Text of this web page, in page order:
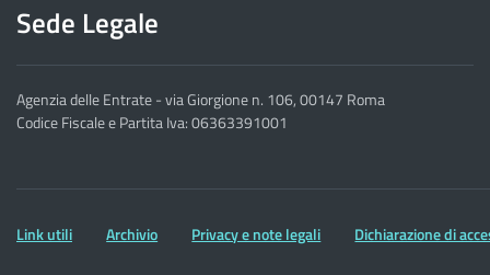
Sede Legale
Agenzia delle Entrate - via Giorgione n. 106, 00147 Roma
Codice Fiscale e Partita Iva: 06363391001
Altre
informazioni
Link utili Archivio Privacy e note legali Dichiarazione di